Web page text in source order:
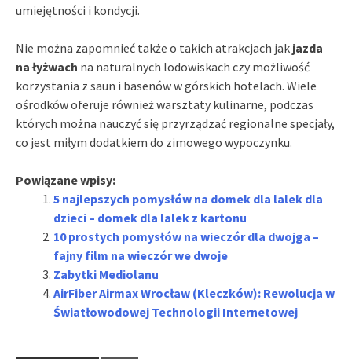
umiejętności i kondycji.
Nie można zapomnieć także o takich atrakcjach jak jazda
na łyżwach na naturalnych lodowiskach czy możliwość
korzystania z saun i basenów w górskich hotelach. Wiele
ośrodków oferuje również warsztaty kulinarne, podczas
których można nauczyć się przyrządzać regionalne specjały,
co jest miłym dodatkiem do zimowego wypoczynku.
Powiązane wpisy:
5 najlepszych pomysłów na domek dla lalek dla
dzieci – domek dla lalek z kartonu
10 prostych pomysłów na wieczór dla dwojga –
fajny film na wieczór we dwoje
Zabytki Mediolanu
AirFiber Airmax Wrocław (Kleczków): Rewolucja w
Światłowodowej Technologii Internetowej